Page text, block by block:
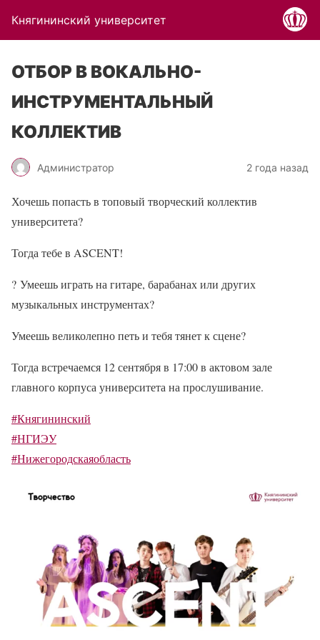
Княгининский университет
ОТБОР В ВОКАЛЬНО-
ИНСТРУМЕНТАЛЬНЫЙ
КОЛЛЕКТИВ
Администратор 2 года назад
Хочешь попасть в топовый творческий коллектив
университета?
Тогда тебе в ASCENT!
? Умеешь играть на гитаре, барабанах или других
музыкальных инструментах?
Умеешь великолепно петь и тебя тянет к сцене?
Тогда встречаемся 12 сентября в 17:00 в актовом зале
главного корпуса университета на прослушивание.
#Княгининский
#НГИЭУ
#Нижегородскаяобласть